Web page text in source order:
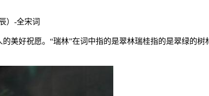
）-全宋词
好祝愿。“瑞林”在词中指的是翠林瑞桂指的是翠绿的树